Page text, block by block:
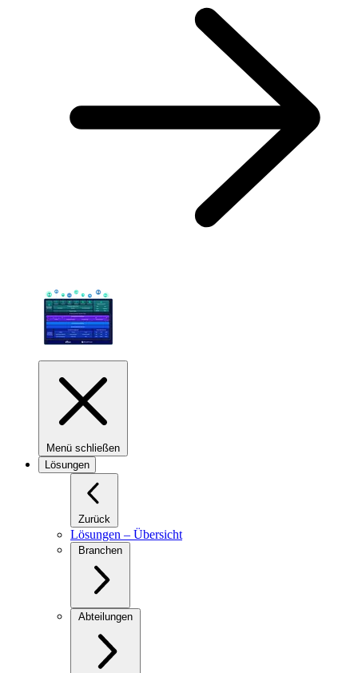
Menü schließen
Lösungen
Zurück
Lösungen – Übersicht
Branchen
Abteilungen